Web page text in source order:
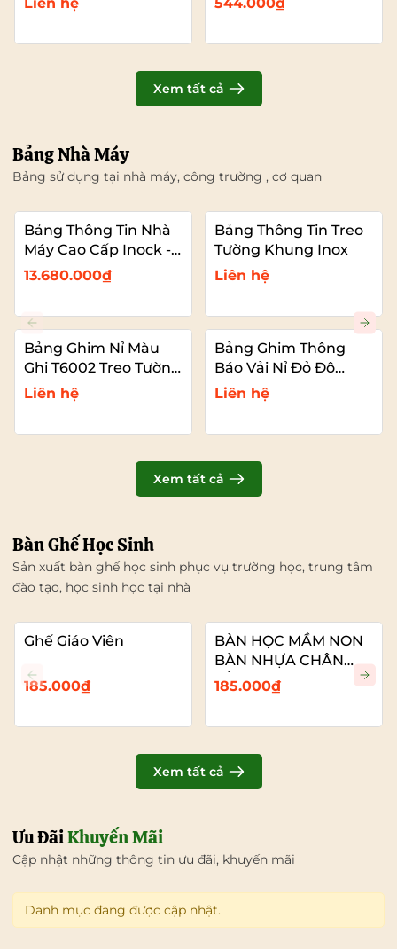
Liên hệ 544.000₫
Xem tất cả
Bảng Nhà Máy
Bảng sử dụng tại nhà máy, công trường , cơ quan
Bảng Thông Tin Nhà
Máy Cao Cấp Inock -
Mái Che Nhựa PC
13.680.000₫
Bảng Thông Tin Treo
Tường Khung Inox
Liên hệ
Bảng Ghim Nỉ Màu
Ghi T6002 Treo Tường
Cỡ Lớn VADOTO
Liên hệ
Bảng Ghim Thông
Báo Vải Nỉ Đỏ Đô
T6011 Cao Cấp Cỡ Lớn
VADOTO
Liên hệ
Xem tất cả
Bàn Ghế Học Sinh
Sản xuất bàn ghế học sinh phục vụ trường học, trung tâm
đào tạo, học sinh học tại nhà
Ghế Giáo Viên
185.000₫
BÀN HỌC MẦM NON
BÀN NHỰA CHÂN
SẮT
185.000₫
Xem tất cả
Ưu ĐãiKhuyến Mãi
Cập nhật những thông tin ưu đãi, khuyến mãi
Danh mục đang được cập nhật.